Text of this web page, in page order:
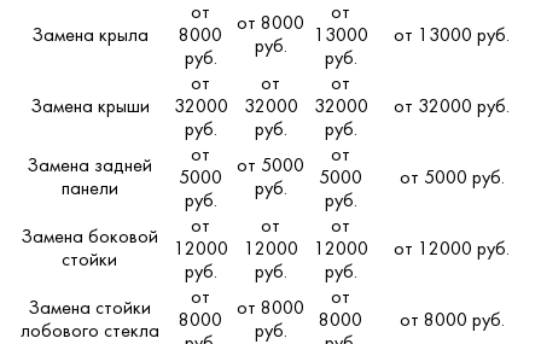
Замена крыла
от
8000
руб.
от 8000
руб.
от
13000
руб.
от 13000 руб.
Замена крыши
от
32000
руб.
от
32000
руб.
от
32000
руб.
от 32000 руб.
Замена задней
панели
от
5000
руб.
от 5000
руб.
от
5000
руб.
от 5000 руб.
Замена боковой
стойки
от
12000
руб.
от
12000
руб.
от
12000
руб.
от 12000 руб.
Замена стойки
лобового стекла
от
8000
от 8000
руб.
от
8000
от 8000 руб.